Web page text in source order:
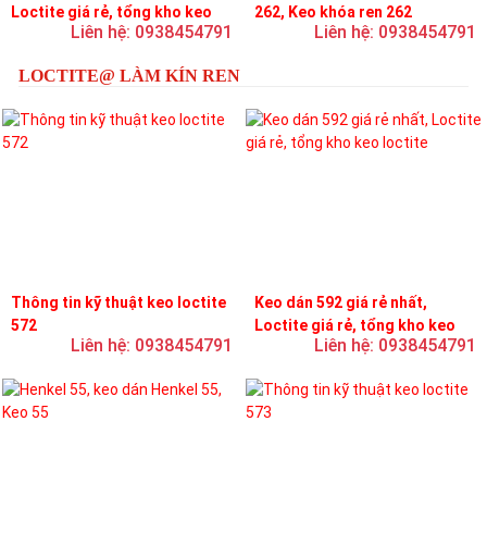
Loctite giá rẻ, tổng kho keo
Liên hệ: 0938454791
262, Keo khóa ren 262
Liên hệ: 0938454791
LOCTITE@ LÀM KÍN REN
Thông tin kỹ thuật keo loctite
572
Liên hệ: 0938454791
Keo dán 592 giá rẻ nhất,
Loctite giá rẻ, tổng kho keo
Liên hệ: 0938454791